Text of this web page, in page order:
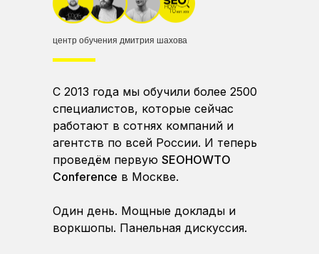
центр обучения дмитрия шахова
С 2013 года мы обучили более 2500
специалистов, которые сейчас
работают в сотнях компаний и
агентств по всей России. И теперь
проведём первую SEOHOWTO
Conference в Москве.
Один день. Мощные доклады и
воркшопы. Панельная дискуссия.